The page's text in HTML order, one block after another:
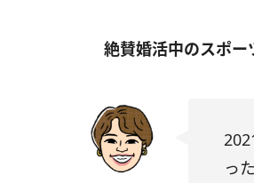
絶賛婚活中のスポー
っ